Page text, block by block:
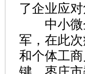
了企业应
中小微企
军，在此
和个体工